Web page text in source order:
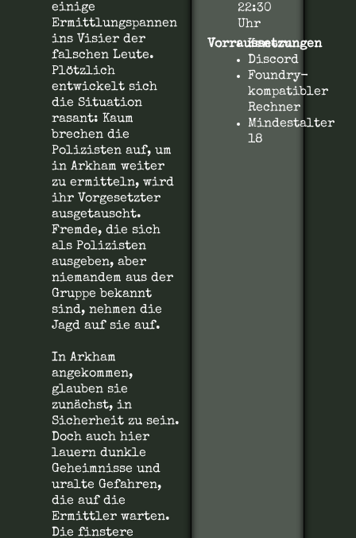
einige
Ermittlungspannen
ins Visier der
falschen Leute.
Plötzlich
entwickelt sich
die Situation
rasant: Kaum
brechen die
Polizisten auf, um
in Arkham weiter
zu ermitteln, wird
ihr Vorgesetzter
ausgetauscht.
Fremde, die sich
als Polizisten
ausgeben, aber
niemandem aus der
Gruppe bekannt
sind, nehmen die
Jagd auf sie auf.
In Arkham
angekommen,
glauben sie
zunächst, in
Sicherheit zu sein.
Doch auch hier
lauern dunkle
Geheimnisse und
uralte Gefahren,
die auf die
Ermittler warten.
Die finstere
22:30
Uhr
Vorraussetzungen
Kamera
Discord
Foundry-
kompatibler
Rechner
Mindestalter
18